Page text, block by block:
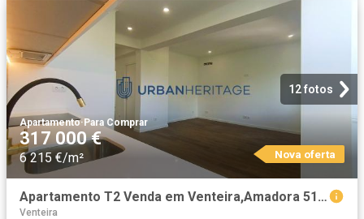
12 fotos
Apartamento· Para Comprar
317 000 €
6 215 €/m² Nova oferta
Apartamento T2 Venda em Venteira,Amadora 51m² Venteira
Venteira